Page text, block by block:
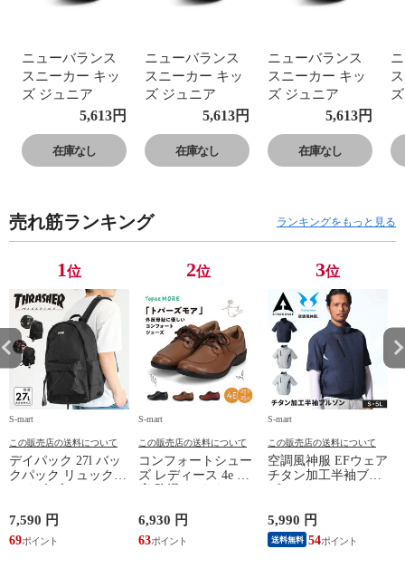
ニューバランス
スニーカー キッ
ズ ジュニア
GE650 運動靴 子
供靴 フレッシュ
フォーム ローカ
ット Fresh Foam
5,613円
在庫なし
ニューバランス
スニーカー キッ
ズ ジュニア
GE650 運動靴 子
供靴 フレッシュ
フォーム ローカ
ット Fresh Foam
5,613円
在庫なし
ニューバランス
スニーカー キッ
ズ ジュニア
GE650 運動靴 子
供靴 フレッシュ
フォーム ローカ
ット Fresh Foam
5,613円
在庫なし
売れ筋ランキング ランキングをもっと見る
1位
S-mart
この販売店の送料について
デイパック 27l バッ
クパック リュック
サイズ ブランド ロ
鞄 機内持ち込み 夏
スラッシャー
THRASHER r1929
7,590 円
69
2位
S-mart
この販売店の送料について
コンフォートシュー
ズ レディース 4e 幅
広 防滑 サイドファ
シューズ 黒 トパー
ズ モア 靴 カジュア
ルシューズ 外反母趾
6,930 円
63
3位
S-mart
この販売店の送料について
空調風神服 EFウェア
チタン加工半袖ブル
ゾン ベスト ファン
ジャケット 遮熱 作
業服 作業着 上着 ア
タックベース KF100
5,990 円
送料無料 54